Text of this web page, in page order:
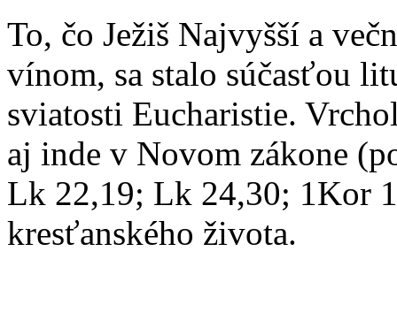
To, čo Ježiš Najvyšší a
vínom, sa stalo súčasťou
sviatosti Eucharistie.
aj inde v Novom zákone
Lk 22,19; Lk 24,30; 1Kor
kresťanského života.